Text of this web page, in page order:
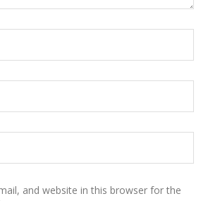
and website in this browser for the